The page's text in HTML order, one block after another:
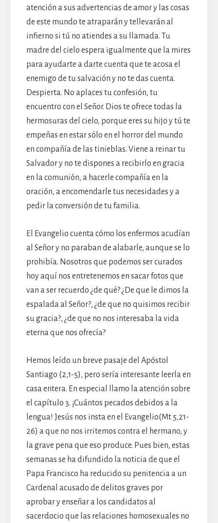
atención a sus advertencias de amor y las cosas
de este mundo te atraparán y tellevarán al
infierno si tú no atiendes a su llamada. Tu
madre del cielo espera igualmente que la mires
para ayudarte a darte cuenta que te acosa el
enemigo de tu salvación y no te das cuenta.
Despierta. No aplaces tu confesión, tu
encuentro con el Señor. Dios te ofrece todas la
hermosuras del cielo, porque eres su hijo y tú te
empeñas en estar sólo en el horror del mundo
en compañía de las tinieblas. Viene a reinar tu
Salvador y no te dispones a recibirlo en gracia
en la comunión, a hacerle compañía en la
oración, a encomendarle tus necesidades y a
pedir la conversión de tu familia.
El Evangelio cuenta cómo los enfermos acudían
al Señor y no paraban de alabarle, aunque se lo
prohibía. Nosotros que podemos ser curados
hoy aquí nos entretenemos en sacar fotos que
van a ser recuerdo ¿de qué? ¿De que le dimos la
espalada al Señor?, ¿de que no quisimos recibir
su gracia?, ¿de que no nos interesaba la vida
eterna que nos ofrecía?
Hemos leído un breve pasaje del Apóstol
Santiago (2,1-5), pero sería interesante leerla en
casa entera. En especial llamo la atención sobre
el capítulo 3. ¡Cuántos pecados debidos a la
lengua! Jesús nos insta en el Evangelio(Mt 5,21-
26) a que no nos irritemos contra el hermano, y
la grave pena que eso produce. Pues bien, estas
semanas se ha difundido la noticia de que el
Papa Francisco ha reducido su penitencia a un
Cardenal acusado de delitos graves por
aprobar y enseñar a los candidatos al
sacerdocio que las relaciones homosexuales no